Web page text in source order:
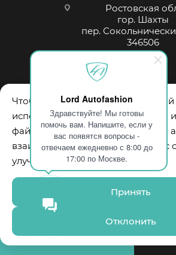
Lord Autofashion
Здравствуйте! Мы готовы
помочь вам. Напишите, если у
вас появятся вопросы -
отвечаем ежедневно с 8:00 до
17:00 по Москве.
Отдельный бок:нет.
Всего элементов:10шт.
Ростовская
гор. Шахты
пер.
346506
2026 © "Lord Autofashion™" Авточехлы
права защищены.
Чтобы обеспечить вам
использования нашего сайта, мы
файлы cookie. Они помогают нам
взаимодействие пользователей с
улучшать его функциональность.
Принять
Отклонить